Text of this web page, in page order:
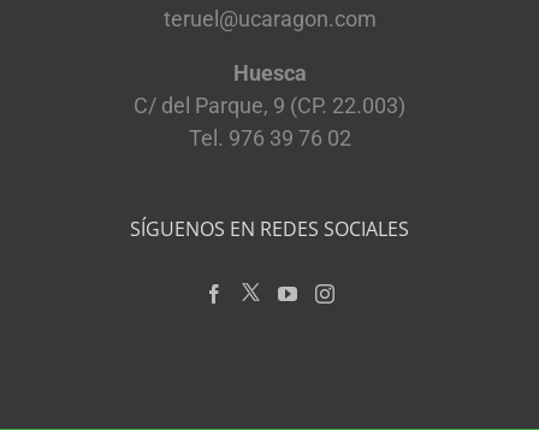
teruel@ucaragon.com
Huesca
C/ del Parque, 9 (CP. 22.003)
Tel. 976 39 76 02
SÍGUENOS EN REDES SOCIALES